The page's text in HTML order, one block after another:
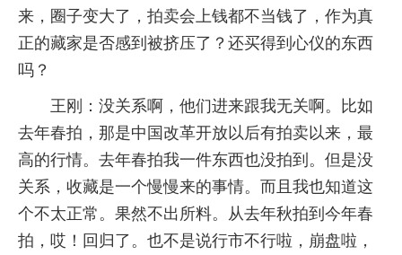
来，圈子变大了，拍卖会上钱都不当钱了，作为真
正的藏家是否感到被挤压了？还买得到心仪的东西
吗？
王刚：没关系啊，他们进来跟我无关啊。比如
去年春拍，那是中国改革开放以后有拍卖以来，最
高的行情。去年春拍我一件东西也没拍到。但是没
关系，收藏是一个慢慢来的事情。而且我也知道这
个不太正常。果然不出所料。从去年秋拍到今年春
拍，哎！回归了。也不是说行市不行啦，崩盘啦，